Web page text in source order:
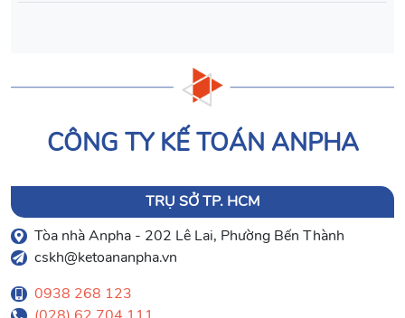
CÔNG TY KẾ TOÁN ANPHA
TRỤ SỞ TP. HCM
Tòa nhà Anpha - 202 Lê Lai, Phường Bến Thành
cskh@ketoananpha.vn
0938 268 123